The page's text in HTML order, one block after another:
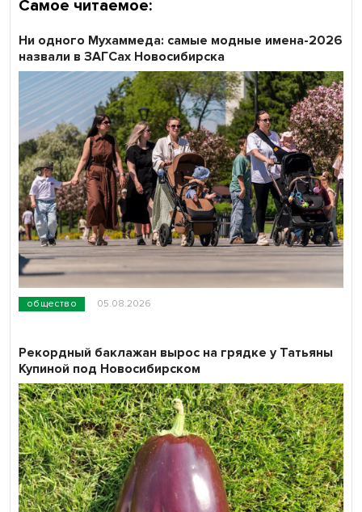
Самое читаемое:
общество 05.08.2026
Ни одного Мухаммеда: самые модные имена-2026
назвали в ЗАГСах Новосибирска
Рекордный баклажан вырос на грядке у Татьяны
Купиной под Новосибирском